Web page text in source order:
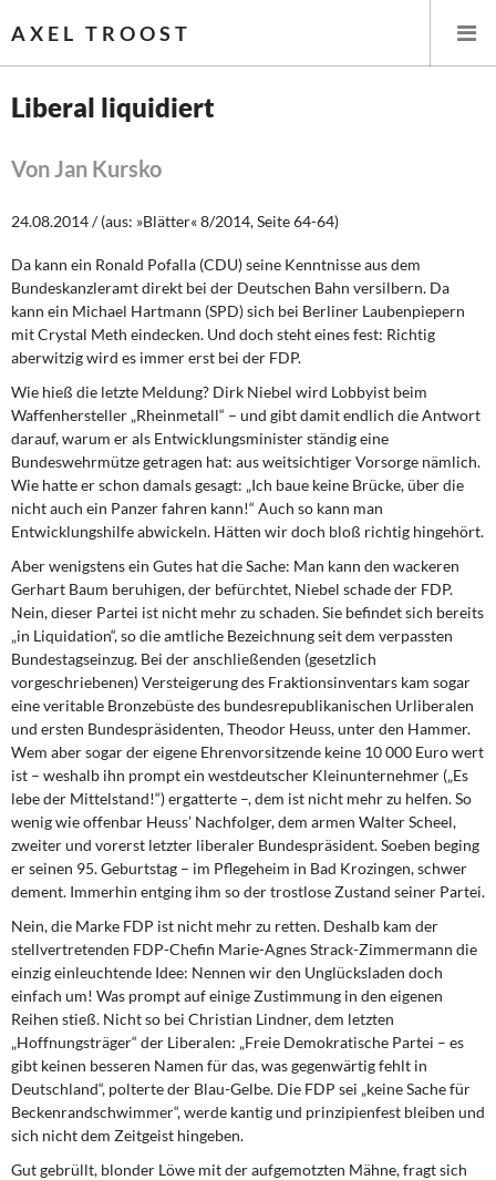
AXEL TROOST
Leitlinien linker Wirtschafts- und Finanzpolitik
Wirtschaftspolitik
Steuer- und Finanzpolitik
Öffentliche Infrastruktur und Daseinsvorsorge
Eurokrise und Griechenland
DIE LINKE
Weitere Themen
Memo-Gruppe
Institut Solidarische Moderne
Rosa-Luxemburg-Stiftung
Über mich
Kontakt
Liberal liquidiert
Von Jan Kursko
24.08.2014 / (aus: »Blätter« 8/2014, Seite 64-64)
Da kann ein Ronald Pofalla (CDU) seine Kenntnisse aus dem
Bundeskanzleramt direkt bei der Deutschen Bahn versilbern. Da
kann ein Michael Hartmann (SPD) sich bei Berliner Laubenpiepern
mit Crystal Meth eindecken. Und doch steht eines fest: Richtig
aberwitzig wird es immer erst bei der FDP.
Wie hieß die letzte Meldung? Dirk Niebel wird Lobbyist beim
Waffenhersteller „Rheinmetall“ – und gibt damit endlich die Antwort
darauf, warum er als Entwicklungsminister ständig eine
Bundeswehrmütze getragen hat: aus weitsichtiger Vorsorge nämlich.
Wie hatte er schon damals gesagt: „Ich baue keine Brücke, über die
nicht auch ein Panzer fahren kann!“ Auch so kann man
Entwicklungshilfe abwickeln. Hätten wir doch bloß richtig hingehört.
Aber wenigstens ein Gutes hat die Sache: Man kann den wackeren
Gerhart Baum beruhigen, der befürchtet, Niebel schade der FDP.
Nein, dieser Partei ist nicht mehr zu schaden. Sie befindet sich bereits
„in Liquidation“, so die amtliche Bezeichnung seit dem verpassten
Bundestagseinzug. Bei der anschließenden (gesetzlich
vorgeschriebenen) Versteigerung des Fraktionsinventars kam sogar
eine veritable Bronzebüste des bundesrepublikanischen Urliberalen
und ersten Bundespräsidenten, Theodor Heuss, unter den Hammer.
Wem aber sogar der eigene Ehrenvorsitzende keine 10 000 Euro wert
ist – weshalb ihn prompt ein westdeutscher Kleinunternehmer („Es
lebe der Mittelstand!“) ergatterte –, dem ist nicht mehr zu helfen. So
wenig wie offenbar Heuss’ Nachfolger, dem armen Walter Scheel,
zweiter und vorerst letzter liberaler Bundespräsident. Soeben beging
er seinen 95. Geburtstag – im Pflegeheim in Bad Krozingen, schwer
dement. Immerhin entging ihm so der trostlose Zustand seiner Partei.
Nein, die Marke FDP ist nicht mehr zu retten. Deshalb kam der
stellvertretenden FDP-Chefin Marie-Agnes Strack-Zimmermann die
einzig einleuchtende Idee: Nennen wir den Unglücksladen doch
einfach um! Was prompt auf einige Zustimmung in den eigenen
Reihen stieß. Nicht so bei Christian Lindner, dem letzten
„Hoffnungsträger“ der Liberalen: „Freie Demokratische Partei – es
gibt keinen besseren Namen für das, was gegenwärtig fehlt in
Deutschland“, polterte der Blau-Gelbe. Die FDP sei „keine Sache für
Beckenrandschwimmer“, werde kantig und prinzipienfest bleiben und
sich nicht dem Zeitgeist hingeben.
Gut gebrüllt, blonder Löwe mit der aufgemotzten Mähne, fragt sich